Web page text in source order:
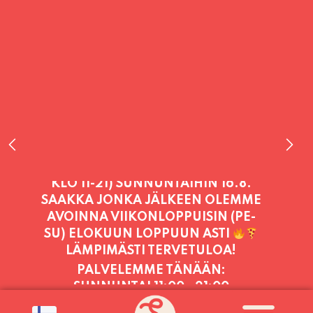
PALVELEMME TÄNÄÄN:
SUNNUNTAI 11:00 - 21:00
PALVELEMME PÄIVITTÄIN (MA-SU
KLO 11-21) SUNNUNTAIHIN 16.8.
SAAKKA JONKA JÄLKEEN OLEMME
AVOINNA VIIKONLOPPUISIN (PE-
SU) ELOKUUN LOPPUUN ASTI